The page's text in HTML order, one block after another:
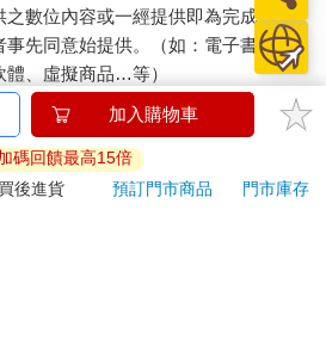
之數位內容或一經提供即為完成之線
事先同意始提供。（如：電子書、電
、虛擬商品…等）
用品。（如：內衣褲、刮鬍刀、除毛
享有到貨7天的猶豫期（含例假
組合商品恕無法接受單獨退貨）必須
加入購物車
碼回饋最高15倍
後進貨 預訂門市商品
門市庫存